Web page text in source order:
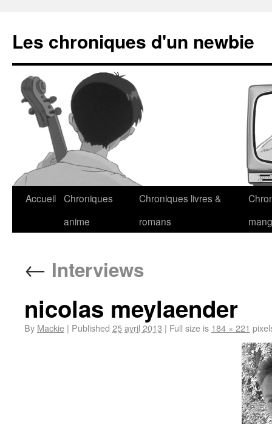
Les chroniques d'un newbie
Accueil Chroniques
anime
Chroniques livres &
romans
← Interviews
nicolas meylaender
By Mackie | Published 25 avril 2013 | Full size is 184 × 221